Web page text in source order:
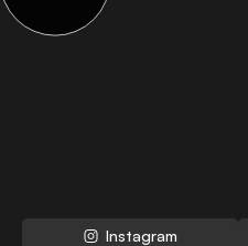
Instagram